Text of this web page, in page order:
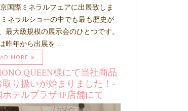
国際ミネラルフェアに出展致しま
ネラルショーの中でも最も歴史が
最大級規模の展示会のひとつです。
昨年から出展を …
MORE
QUEEN様にて当社商品
取り扱いが始まりました！-
ホテルプラザ4F店舗にて